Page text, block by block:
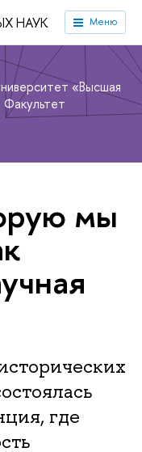
НАУК Меню
«Высшая
Факультет
мы
где